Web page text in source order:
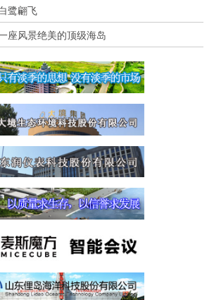
鹭翩飞
座风景绝美的顶级海岛